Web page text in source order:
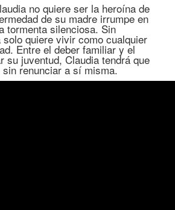
no quiere ser la heroína de
de su madre irrumpe en
tormenta silenciosa. Sin
solo quiere vivir como cualquier
Entre el deber familiar y el
su juventud, Claudia tendrá que
renunciar a sí misma.